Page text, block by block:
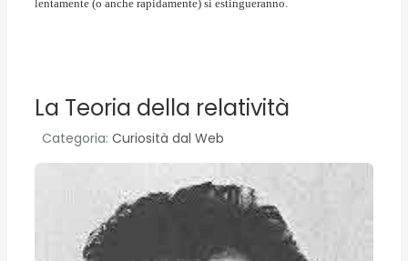
lentamente (o anche rapidamente) si estingueranno.
La Teoria della relatività
Categoria: Curiosità dal Web